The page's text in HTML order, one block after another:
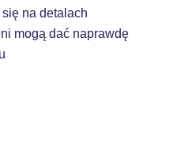
na detalach
mogą dać naprawdę